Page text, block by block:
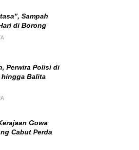
Sampah
di Borong
Perwira Polisi di
hingga Balita
Gowa
Cabut Perda